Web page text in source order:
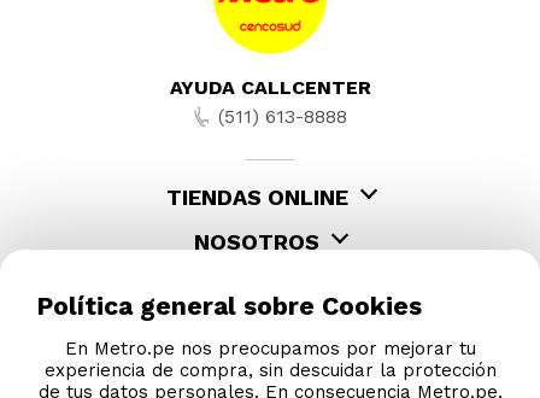
AYUDA CALLCENTER
(511) 613-8888
TIENDAS ONLINE
NOSOTROS
Política general sobre Cookies
En Metro.pe nos preocupamos por mejorar tu
experiencia de compra, sin descuidar la protección
de tus datos personales. En consecuencia Metro.pe,